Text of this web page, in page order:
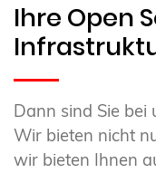
Ihre Open
Dann sind Sie bei
Wir bieten nicht
wir bieten Ihnen